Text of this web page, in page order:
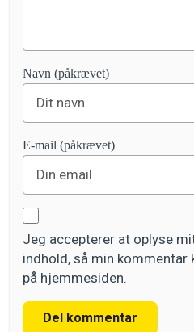
Navn (påkrævet)
E-mail (påkrævet)
Jeg accepterer at oplyse
indhold, så min kommentar
på hjemmesiden.
Del kommentar